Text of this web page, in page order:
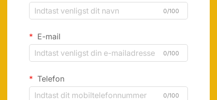
0/100
E-mail
0/100
Telefon
0/100